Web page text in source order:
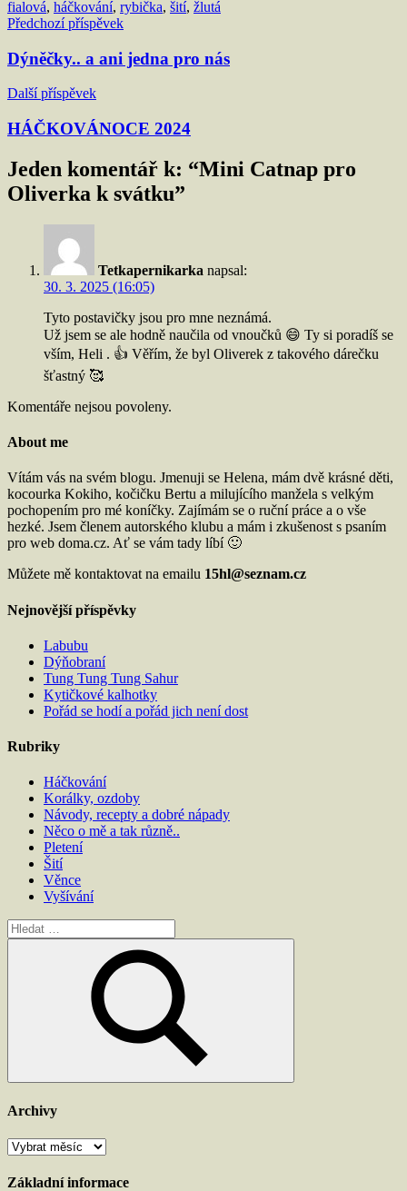
fialová, háčkování, rybička, šití, žlutá
Navigace
pro
příspěvek
Předchozí příspěvek
Dýněčky.. a ani jedna pro nás
Další příspěvek
HÁČKOVÁNOCE 2024
Jeden komentář k: “Mini Catnap pro
Oliverka k svátku”
Tetkapernikarka napsal:
30. 3. 2025 (16:05)
Tyto postavičky jsou pro mne neznámá.
Už jsem se ale hodně naučila od vnoučků 😄 Ty si poradíš se
vším, Heli . 👍 Věřím, že byl Oliverek z takového dárečku
šťastný 🥰
Komentáře nejsou povoleny.
About me
Vítám vás na svém blogu. Jmenuji se Helena, mám dvě krásné děti,
kocourka Kokiho, kočičku Bertu a milujícího manžela s velkým
pochopením pro mé koníčky. Zajímám se o ruční práce a o vše
hezké. Jsem členem autorského klubu a mám i zkušenost s psaním
pro web doma.cz. Ať se vám tady líbí 🙂
Můžete mě kontaktovat na emailu 15hl@seznam.cz
Nejnovější příspěvky
Labubu
Dýňobraní
Tung Tung Tung Sahur
Kytičkové kalhotky
Pořád se hodí a pořád jich není dost
Rubriky
Háčkování
Korálky, ozdoby
Návody, recepty a dobré nápady
Něco o mě a tak různě..
Pletení
Šití
Věnce
Vyšívání
Hledat:
Hledat
Archivy
Archivy
Základní informace